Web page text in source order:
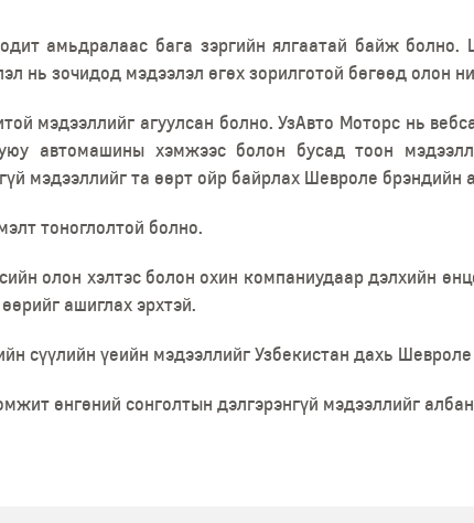
амьдралаас бага зэргийн ялгаатай байж
нь зочидод мэдээлэл өгөх зорилготой бөгөөд олон
мэдээллийг агуулсан болно. УзАвто Моторс нь
автомашины хэмжээс болон бусад тоон
мэдээллийг та өөрт ойр байрлах Шевроле брэндийн
тоноглолтой болно.
олон хэлтэс болон охин компаниудаар дэлхийн
ашиглах эрхтэй.
сүүлийн үеийн мэдээллийг Узбекистан дахь
өнгөний сонголтын дэлгэрэнгүй мэдээллийг